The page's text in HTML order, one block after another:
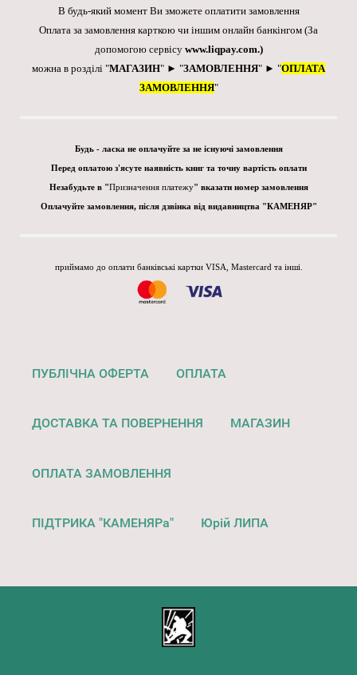
В будь-який момент Ви зможете оплатити замовлення
Оплата за замовлення карткою чи іншим онлайн банкінгом (За
допомогою сервісу www.liqpay.com.)
можна в розділі "МАГАЗИН" ► "ЗАМОВЛЕННЯ" ► "ОПЛАТА
ЗАМОВЛЕННЯ"
Будь - ласка не оплачуйте за не існуючі замовлення
Перед оплатою з'ясуте наявність книг та точну вартість оплати
Незабудьте в "Призначення платежу" вказати номер замовлення
Оплачуйте замовлення, після дзвінка від видавництва "КАМЕНЯР"
приймамо до оплати банківські картки VISA, Mastercard та інші.
ПУБЛІЧНА ОФЕРТА ОПЛАТА
ДОСТАВКА ТА ПОВЕРНЕННЯ МАГАЗИН
ОПЛАТА ЗАМОВЛЕННЯ
ПІДТРИКА "КАМЕНЯРа" Юрій ЛИПА